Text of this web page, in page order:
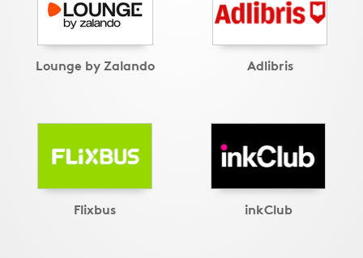
Lounge by Zalando Adlibris
Flixbus inkClub